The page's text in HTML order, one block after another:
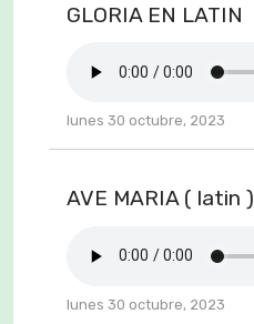
GLORIA EN LATIN
lunes 30 octubre, 2023
AVE MARIA ( latin )
lunes 30 octubre, 2023